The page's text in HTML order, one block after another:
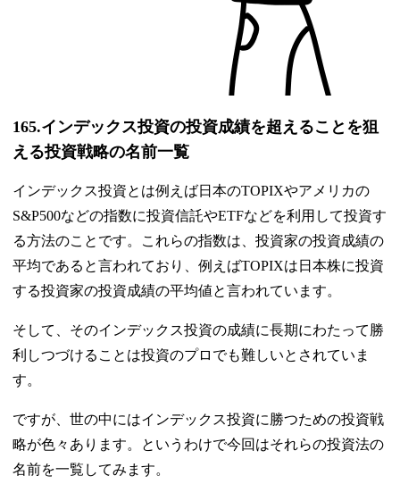
165.インデックス投資の投資成績を超えることを狙
える投資戦略の名前一覧
インデックス投資とは例えば日本のTOPIXやアメリカの
S&P500などの指数に投資信託やETFなどを利用して投資す
る方法のことです。これらの指数は、投資家の投資成績の
平均であると言われており、例えばTOPIXは日本株に投資
する投資家の投資成績の平均値と言われています。
そして、そのインデックス投資の成績に長期にわたって勝
利しつづけることは投資のプロでも難しいとされていま
す。
ですが、世の中にはインデックス投資に勝つための投資戦
略が色々あります。というわけで今回はそれらの投資法の
名前を一覧してみます。